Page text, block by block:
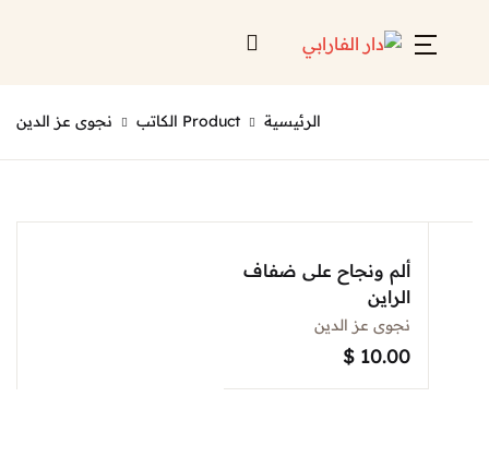
الرئيسية Product الكاتب نجوى عز الدين
ألم ونجاح على ضفاف
الراين
نجوى عز الدين
$ 10.00